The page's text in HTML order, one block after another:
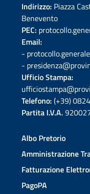
Indirizzo: Piazza
Benevento
PEC:
Email:
-
-
Ufficio Stampa:
Telefono: (+39)
Partita I.V.A.
Albo Pretorio
Amministrazione
Fatturazione
PagoPA